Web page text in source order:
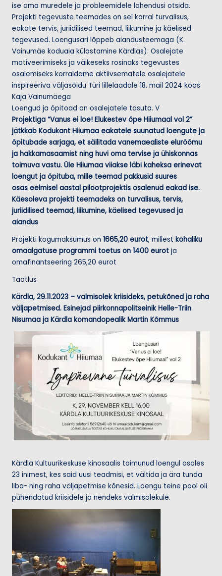
ise oma muredele ja probleemidele lahendusi otsida.
Projekti tegevuste teemades on sel korral turvalisus,
eakate tervis, juriidilised teemad, liikumine ja käelised
tegevused. Loengusari lõppeb aiandusteemaga (K.
Vainumäe koduaia külastamine Kärdlas). Osalejate
motiveerimiseks ja väikeseks rosinaks tegevustes
osalemiseks korraldame aktiivsematele osalejatele
inspireeriva väljasõidu Türi lillelaadale 18. mail 2024 koos
Kaja Vainumäega
Loengud ja õpitoad on osalejatele tasuta. V
Projektiga “Vanus ei loe! Elukestev õpe Hiiumaal vol 2”
jätkkab Kodukant Hiiumaa eakatele suunatud loengute ja
õpitubade sarjaga, et säilitada vanemaealiste elurõõmu
ja hakkamasaamist ning huvi oma tervise ja ühiskonnas
toimuva vastu. Üle Hiiumaa viiakse läbi kaheksa erinevat
loengut ja õpituba, mille teemad pakkusid suures
osas eelmisel aastal pilootprojektis osalenud eakad ise.
Käesoleva projekti teemadeks on turvalisus, tervis,
juriidilised teemad, liikumine, käelised tegevused ja
aiandus
Projekti kogumaksumus on 1665,20 eurot, millest kohaliku
omaalgatuse programmi toetus on 1400 eurot ja
omafinantseering 265,20 eurot
Taotlus
Kärdla, 29.11.2023 – valmisolek kriisideks, petukõned ja raha
väljapetmised. Esinejad piirkonnapolitseinik Helle-Triin
Nisumaa ja Kärdla komandopealik Martin Kõmmus
Kärdla Kultuurikeskuse kinosaalis toimunud loengul osales
23 inimest, kes said uusi teadmisi, et vältida ja ära tunda
liba- ning raha väljapetmise kõnesid. Loengu teine pool oli
pühendatud kriisidele ja nendeks valmisolekule.